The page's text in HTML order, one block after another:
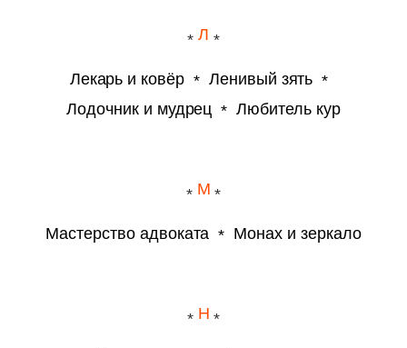
Л
Лекарь и ковёр
Ленивый зять
Лодочник и мудрец
Любитель кур
М
Мастерство адвоката Монах и зеркало
Н